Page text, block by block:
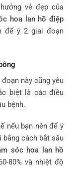
vẻ đẹp của
hoa lan hồ điệp
để ý 2 giai đoạn
này cũng yêu
biệt là các điều
bệnh.
nếu bạn nên để ý
bằng cách bắt sâu
sóc hoa lan hồ
80% và nhiệt độ